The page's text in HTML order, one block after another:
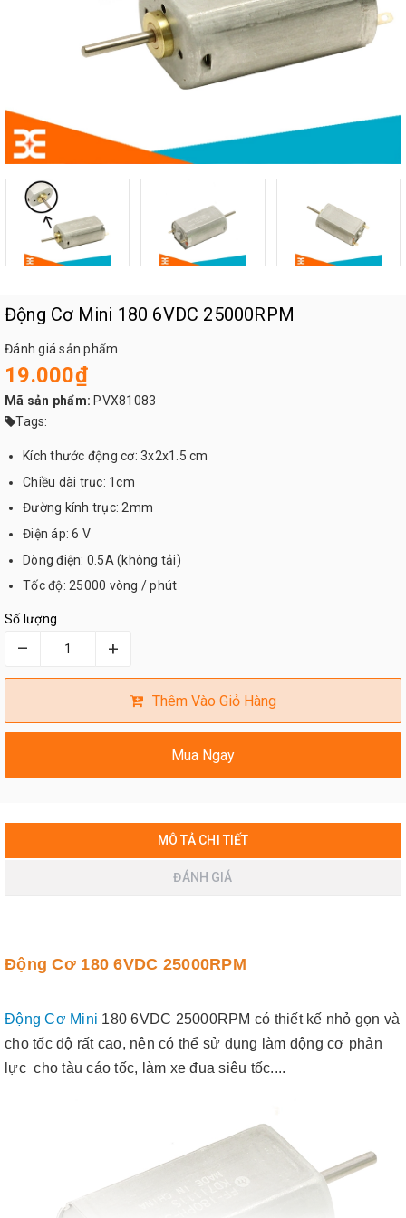
Động Cơ Mini 180 6VDC 25000RPM
Đánh giá sản phẩm
19.000₫
Mã sản phẩm: PVX81083
Tags:
Kích thước động cơ: 3x2x1.5 cm
Chiều dài trục: 1cm
Đường kính trục: 2mm
Điện áp: 6 V
Dòng điện: 0.5A (không tải)
Tốc độ: 25000 vòng / phút
Số lượng
– +
Thêm Vào Giỏ Hàng
Mua Ngay
MÔ TẢ CHI TIẾT
ĐÁNH GIÁ
Động Cơ 180 6VDC 25000RPM
Động Cơ Mini 180 6VDC 25000RPM có thiết kế nhỏ gọn và
cho tốc độ rất cao, nên có thể sử dụng làm động cơ phản
lực cho tàu cáo tốc, làm xe đua siêu tốc....